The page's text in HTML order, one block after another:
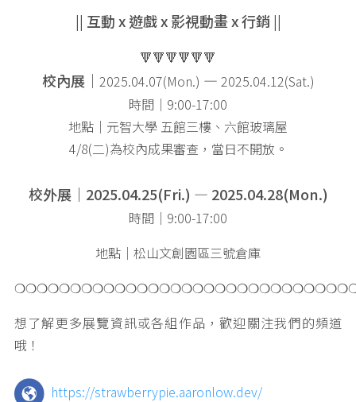
|| 互動 x 遊戲 x 影視動畫 x 行銷 ||
🔻🔻🔻🔻🔻🔻
校內展｜ 2025.04.07(Mon.) — 2025.04.12(Sat.)
時間｜9:00-17:00
地點｜元智大學 五館三樓、六館玻璃屋
4/8(二)為校內成果審查，當日不開放。
校外展｜ 2025.04.25(Fri.) — 2025.04.28(Mon.)
時間｜9:00-17:00
地點｜松山文創園區三號倉庫
想了解更多展覽資訊或各組作品，歡迎關注我們的頻道
哦！
https://strawberrypie.aaronlow.dev/